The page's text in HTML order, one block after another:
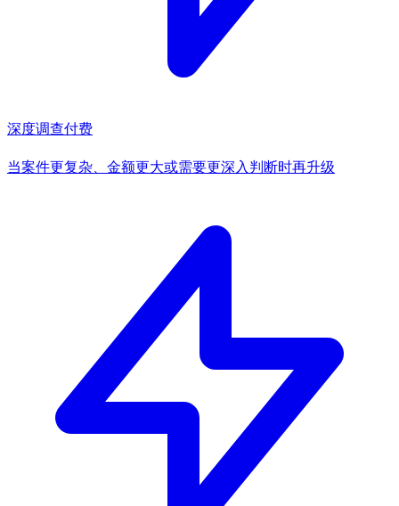
深度调查付费
当案件更复杂、金额更大或需要更深入判断时再升级